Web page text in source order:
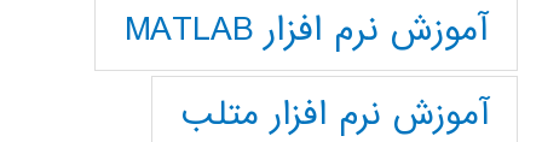
آموزش نرم افزار MATLAB
آموزش نرم افزار متلب